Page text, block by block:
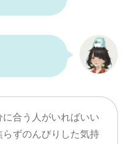
合う人がいればいい
らずのんびりした気持